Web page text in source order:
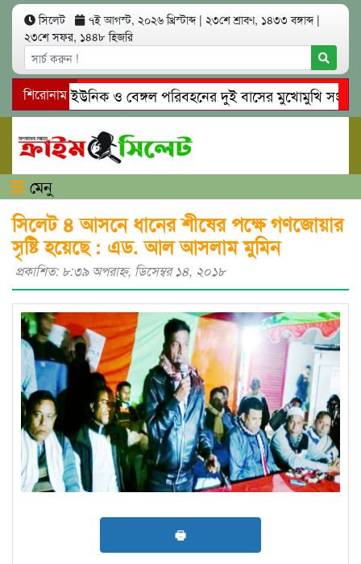
সিলেট ৭ই আগস্ট, ২০২৬ খ্রিস্টাব্দ | ২৩শে শ্রাবণ, ১৪৩৩ বঙ্গাব্দ |
২৩শে সফর, ১৪৪৮ হিজরি
শিরোনাম
সিলেটে ইউনিক ও বেঙ্গল পরিবহনের দুই বাসের মুখোমুখি সং’ঘ’র্ষে
গোয়াইনঘাটে প্রেমের ফাঁদে তরুণী পাচার: মাদকাসক্ত রিমালকে
মেনু
সিলেট ৪ আসনে ধানের শীষের পক্ষে গণজোয়ার
সৃষ্টি হয়েছে : এড. আল আসলাম মুমিন
প্রকাশিত: ৮:৩৯ অপরাহ্ণ, ডিসেম্বর ১৪, ২০১৮
🖶